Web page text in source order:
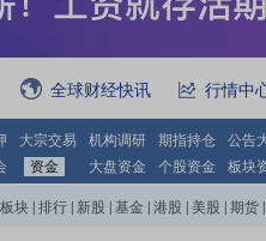
全球财经快讯 行情中
大宗交易 机构调研 期指持仓
公告
资金 大盘资金 个股资金 板块
板块 排行 新股 基金 港股 美股 期货